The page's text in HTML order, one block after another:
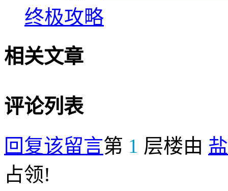
终极攻略
相关文章
评论列表
回复该留言第 1 层楼由
占领!